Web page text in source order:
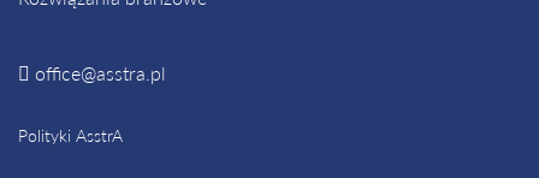
office@asstra.pl
Polityki AsstrA